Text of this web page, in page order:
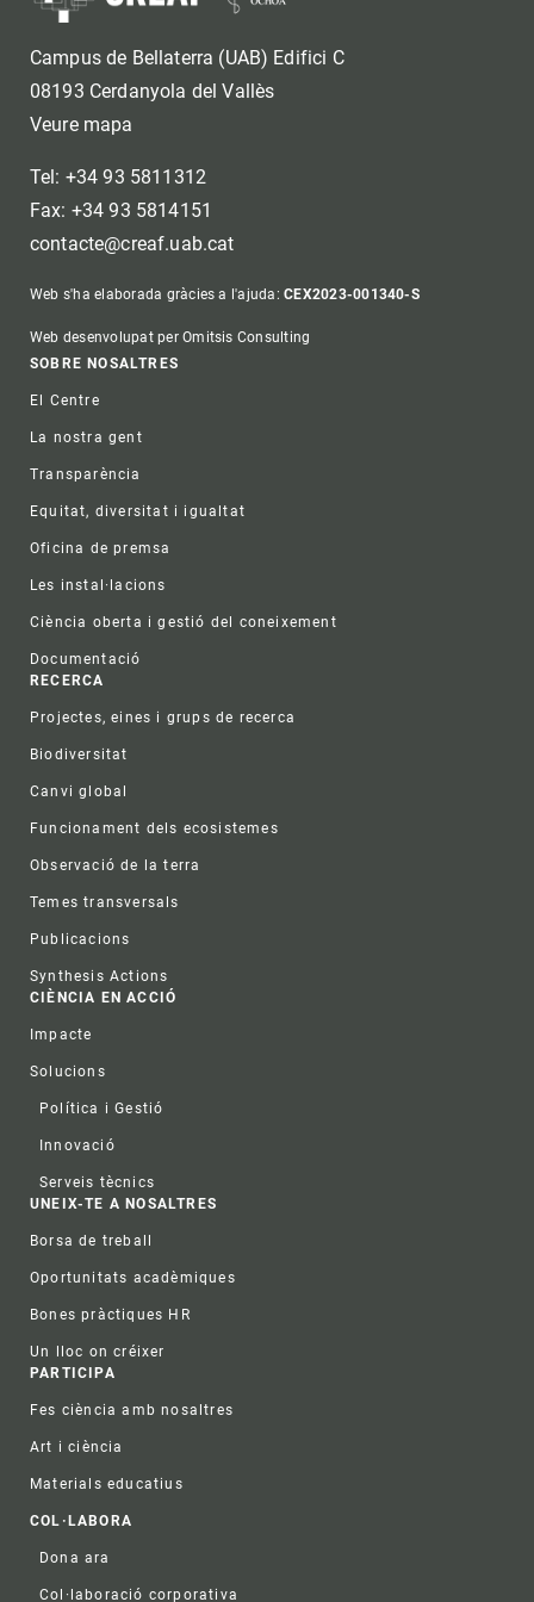
Campus de Bellaterra (UAB) Edifici C
08193 Cerdanyola del Vallès
Veure mapa
Tel: +34 93 5811312
Fax: +34 93 5814151
contacte@creaf.uab.cat
Web s'ha elaborada gràcies a l'ajuda:CEX2023-001340-S
Web desenvolupat per Omitsis Consulting
Footer
SOBRE NOSALTRES
El Centre
La nostra gent
Transparència
Equitat, diversitat i igualtat
Oficina de premsa
Les instal·lacions
Ciència oberta i gestió del coneixement
Documentació
RECERCA
Projectes, eines i grups de recerca
Biodiversitat
Canvi global
Funcionament dels ecosistemes
Observació de la terra
Temes transversals
Publicacions
Synthesis Actions
CIÈNCIA EN ACCIÓ
Impacte
Solucions
Política i Gestió
Innovació
Serveis tècnics
UNEIX-TE A NOSALTRES
Borsa de treball
Oportunitats acadèmiques
Bones pràctiques HR
Un lloc on créixer
PARTICIPA
Fes ciència amb nosaltres
Art i ciència
Materials educatius
COL·LABORA
Dona ara
Col·laboració corporativa